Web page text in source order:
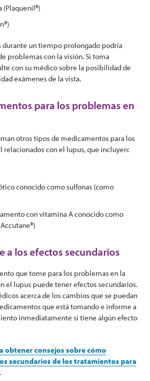
(Plaquenil®)
durante un tiempo prolongado podría
problemas con la visión. Si toma
con su médico sobre la posibilidad de
exámenes de la vista.
para los problemas en
otros tipos de medicamentos para los
relacionados con el lupus, que incluyen:
conocido como sulfonas (como
con vitamina A conocido como
a los efectos secundarios
que tome para los problemas en la
el lupus puede tener efectos secundarios.
acerca de los cambios que se puedan
que está tomando e informe a
inmediatamente si tiene algún efecto
obtener consejos sobre cómo
secundarios de los tratamientos para